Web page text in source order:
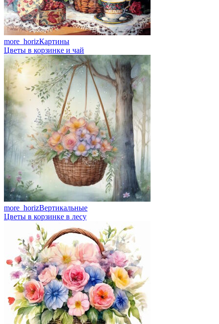
more_horizКартины
Цветы в корзинке и чай
more_horizВертикальные
Цветы в корзинке в лесу